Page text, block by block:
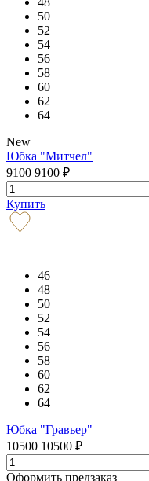
50
52
54
56
58
60
62
64
New
Юбка "Митчел"
9100 9100 ₽
Купить
46
48
50
52
54
56
58
60
62
64
Юбка "Гравьер"
10500 10500 ₽
Оформить предзаказ